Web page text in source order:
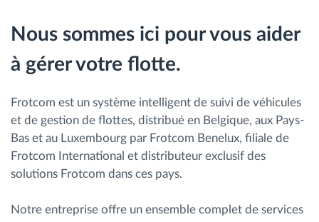
d'activité de flotte
Calculatrice d’économies
Nous sommes ici pour vous aider
à gérer votre flotte.
Frotcom est un système intelligent de suivi de véhicules
et de gestion de flottes, distribué en Belgique, aux Pays-
Bas et au Luxembourg par Frotcom Benelux, filiale de
Frotcom International et distributeur exclusif des
solutions Frotcom dans ces pays.
Notre entreprise offre un ensemble complet de services